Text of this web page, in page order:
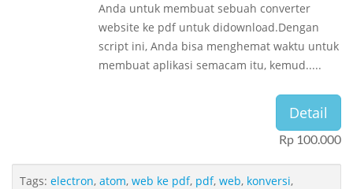
Anda untuk membuat sebuah converter
website ke pdf untuk didownload.Dengan
script ini, Anda bisa menghemat waktu untuk
membuat aplikasi semacam itu, kemud.....
Detail
Rp 100.000
Tags: electron, atom, web ke pdf, pdf, web, konversi,